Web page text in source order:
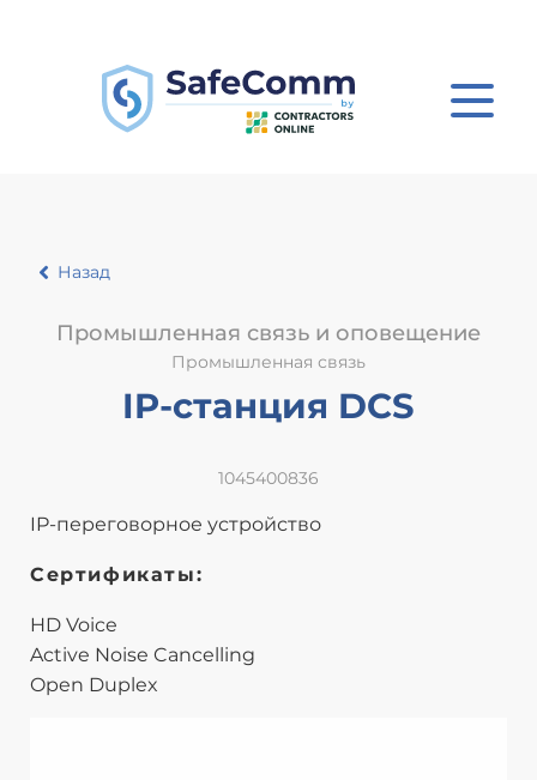
Назад
Промышленная связь и оповещение
Промышленная связь
IP-станция DCS
1045400836
IP-переговорное устройство
Сертификаты:
HD Voice
Active Noise Cancelling
Open Duplex